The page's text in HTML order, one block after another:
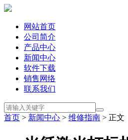
网站首页
公司简介
产品中心
新闻中心
软件下载
销售网络
联系我们
首页 > 新闻中心 > 维修指南 > 正文